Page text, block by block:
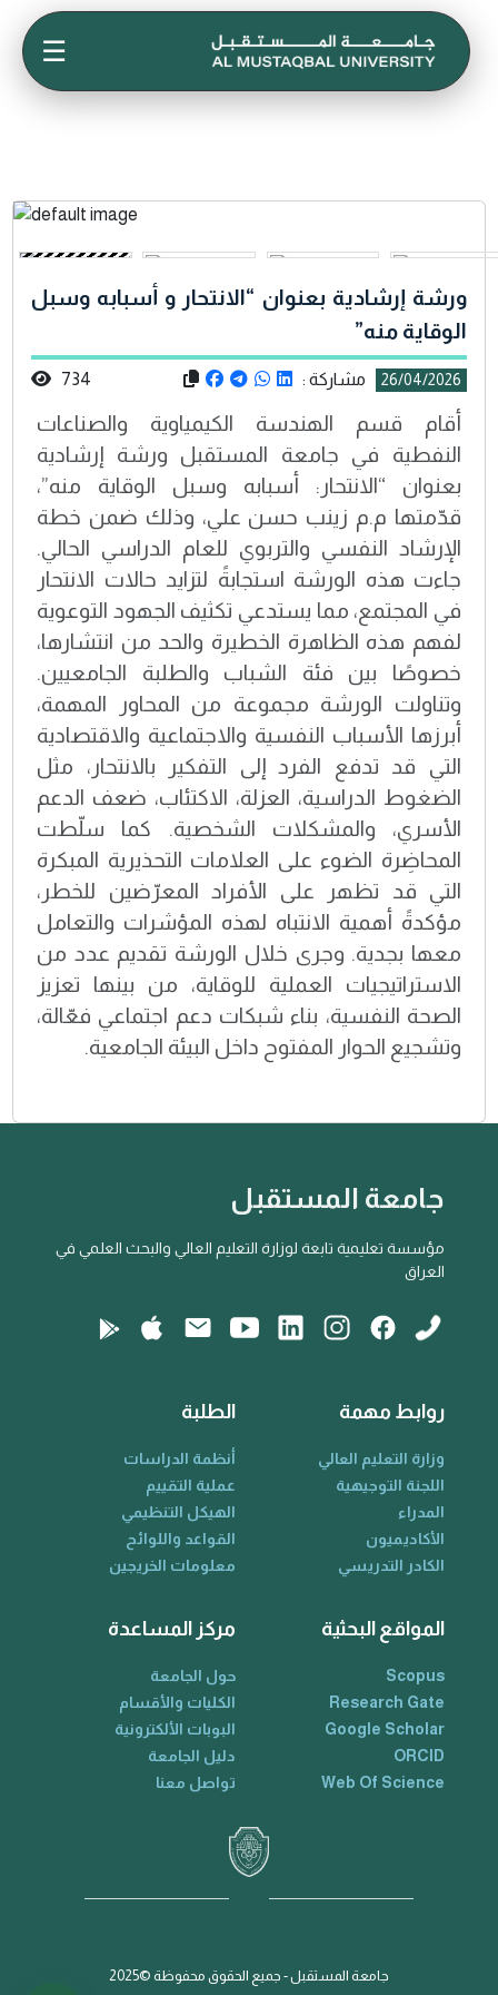
☰
ورشة إرشادية بعنوان “الانتحار و أسبابه وسبل
الوقاية منه”
26/04/2026 مشاركة : 734
أقام قسم الهندسة الكيمياوية والصناعات
النفطية في جامعة المستقبل ورشة إرشادية
بعنوان “الانتحار: أسبابه وسبل الوقاية منه”،
قدّمتها م.م زينب حسن علي، وذلك ضمن خطة
الإرشاد النفسي والتربوي للعام الدراسي الحالي.
جاءت هذه الورشة استجابةً لتزايد حالات الانتحار
في المجتمع، مما يستدعي تكثيف الجهود التوعوية
لفهم هذه الظاهرة الخطيرة والحد من انتشارها،
خصوصًا بين فئة الشباب والطلبة الجامعيين.
وتناولت الورشة مجموعة من المحاور المهمة،
أبرزها الأسباب النفسية والاجتماعية والاقتصادية
التي قد تدفع الفرد إلى التفكير بالانتحار، مثل
الضغوط الدراسية، العزلة، الاكتئاب، ضعف الدعم
الأسري، والمشكلات الشخصية. كما سلّطت
المحاضِرة الضوء على العلامات التحذيرية المبكرة
التي قد تظهر على الأفراد المعرّضين للخطر،
مؤكدةً أهمية الانتباه لهذه المؤشرات والتعامل
معها بجدية. وجرى خلال الورشة تقديم عدد من
الاستراتيجيات العملية للوقاية، من بينها تعزيز
الصحة النفسية، بناء شبكات دعم اجتماعي فعّالة،
وتشجيع الحوار المفتوح داخل البيئة الجامعية.
جامعة المستقبل
مؤسسة تعليمية تابعة لوزارة التعليم العالي والبحث العلمي في
العراق
روابط مهمة
وزارة التعليم العالي
اللجنة التوجيهية
المدراء
الأكاديميون
الكادر التدريسي
الطلبة
أنظمة الدراسات
عملية التقييم
الهيكل التنظيمي
القواعد واللوائح
معلومات الخريجين
المواقع البحثية
Scopus
Research Gate
Google Scholar
ORCID
Web Of Science
مركز المساعدة
حول الجامعة
الكليات والأقسام
البوبات الألكترونية
دليل الجامعة
تواصل معنا
جامعة المستقبل - جميع الحقوق محفوظة ©2025